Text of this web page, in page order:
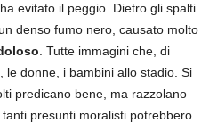
evitato il peggio. Dietro gli spalti
denso fumo nero, causato molto
. Tutte immagini che, di
le donne, i bambini allo stadio. Si
predicano bene, ma razzolano
presunti moralisti potrebbero